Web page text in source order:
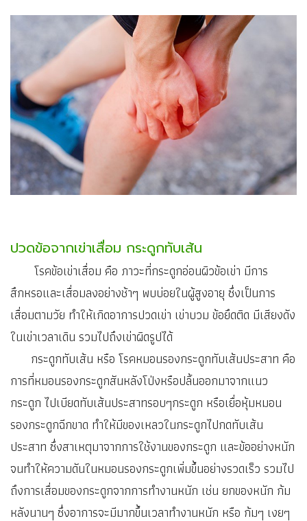
ปวดข้อจากเข่าเสื่อม กระดูกทับเส้น
โรคข้อเข่าเสื่อม คือ ภาวะที่กระดูกอ่อนผิวข้อเข่า มีการ
สึกหรอและเสื่อมลงอย่างช้าๆ พบบ่อยในผู้สูงอายุ ซึ่งเป็นการ
เสื่อมตามวัย ทำให้เกิดอาการปวดเข่า เข่าบวม ข้อยึดติด มีเสียงดัง
ในเข่าเวลาเดิน รวมไปถึงเข่าผิดรูปได้
กระดูกทับเส้น หรือ โรคหมอนรองกระดูกทับเส้นประสาท คือ
การที่หมอนรองกระดูกสันหลังโป่งหรือปลิ้นออกมาจากแนว
กระดูก ไปเบียดทับเส้นประสาทรอบๆกระดูก หรือเยื่อหุ้มหมอน
รองกระดูกฉีกขาด ทำให้มีของเหลวในกระดูกไปกดทับเส้น
ประสาท ซึ่งสาเหตุมาจากการใช้งานของกระดูก และข้ออย่างหนัก
จนทำให้ความดันในหมอนรองกระดูกเพิ่มขึ้นอย่างรวดเร็ว รวมไป
ถึงการเสื่อมของกระดูกจากการทำงานหนัก เช่น ยกของหนัก ก้ม
หลังนานๆ ซึ่งอาการจะมีมากขึ้นเวลาทำงานหนัก หรือ ก้มๆ เงยๆ